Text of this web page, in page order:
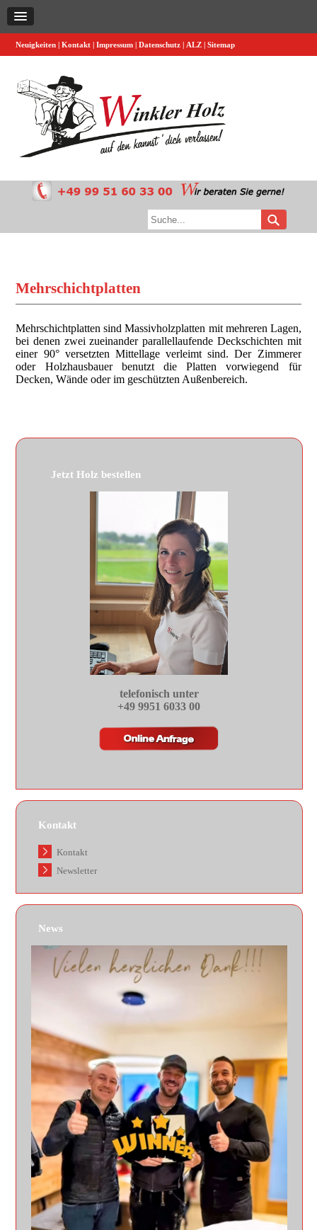
Neuigkeiten Kontakt Impressum Datenschutz ALZ Sitemap
Mehrschichtplatten
Mehrschichtplatten sind Massivholzplatten mit mehreren Lagen,
bei denen zwei zueinander parallellaufende Deckschichten mit
einer 90° versetzten Mittellage verleimt sind. Der Zimmerer
oder Holzhausbauer benutzt die Platten vorwiegend für
Decken, Wände oder im geschützten Außenbereich.
Jetzt Holz bestellen
telefonisch unter
+49 9951 6033 00
Kontakt
Kontakt
Newsletter
News